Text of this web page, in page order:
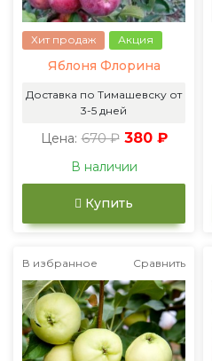
Хит продаж Акция
Яблоня Флорина
Доставка по Тимашевску от
3-5 дней
Цена: 670 ₽ 380 ₽
В наличии
Купить
В избранное Сравнить